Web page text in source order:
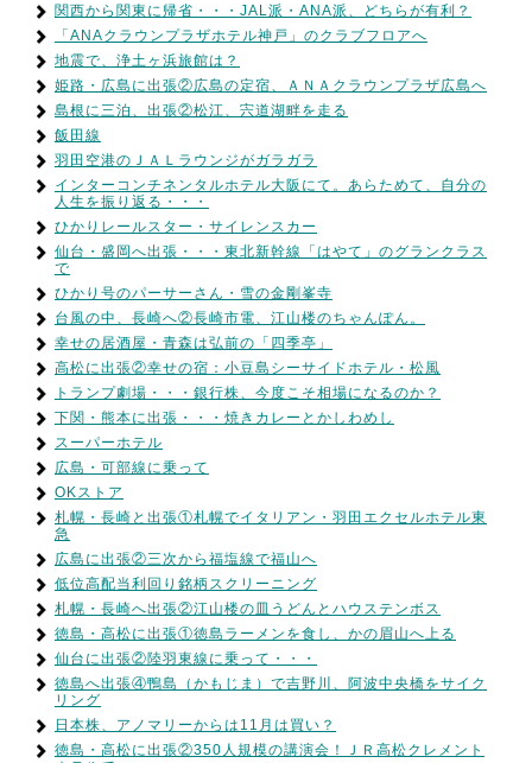
関西から関東に帰省・・・JAL派・ANA派、どちらが有利？
「ANAクラウンプラザホテル神戸」のクラブフロアへ
地震で、浄土ヶ浜旅館は？
姫路・広島に出張②広島の定宿、ＡＮＡクラウンプラザ広島へ
島根に三泊、出張②松江、宍道湖畔を走る
飯田線
羽田空港のＪＡＬラウンジがガラガラ
インターコンチネンタルホテル大阪にて。あらためて、自分の
人生を振り返る・・・
ひかりレールスター・サイレンスカー
仙台・盛岡へ出張・・・東北新幹線「はやて」のグランクラス
で
ひかり号のパーサーさん・雪の金剛峯寺
台風の中、長崎へ②長崎市電、江山楼のちゃんぽん。
幸せの居酒屋・青森は弘前の「四季亭」
高松に出張②幸せの宿：小豆島シーサイドホテル・松風
トランプ劇場・・・銀行株、今度こそ相場になるのか？
下関・熊本に出張・・・焼きカレーとかしわめし
スーパーホテル
広島・可部線に乗って
OKストア
札幌・長崎と出張①札幌でイタリアン・羽田エクセルホテル東
急
広島に出張②三次から福塩線で福山へ
低位高配当利回り銘柄スクリーニング
札幌・長崎へ出張②江山楼の皿うどんとハウステンボス
徳島・高松に出張①徳島ラーメンを食し、かの眉山へ上る
仙台に出張②陸羽東線に乗って・・・
徳島へ出張④鴨島（かもじま）で吉野川、阿波中央橋をサイク
リング
日本株、アノマリーからは11月は買い？
徳島・高松に出張②350人規模の講演会！ＪＲ高松クレメント